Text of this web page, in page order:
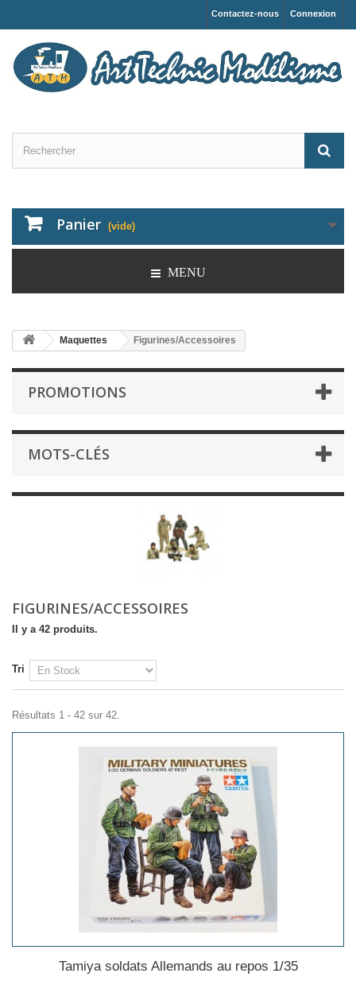
Connexion
Contactez-nous
Panier (vide)
MENU
Maquettes Figurines/Accessoires
PROMOTIONS
MOTS-CLÉS
FIGURINES/ACCESSOIRES
Il y a 42 produits.
Tri
Résultats 1 - 42 sur 42.
Tamiya soldats Allemands au repos 1/35